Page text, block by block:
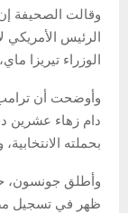
وقالت الصحيفة إن
الرئيس الأمريكي
الوزراء تيريزا
وأوضحت أن
دام زهاء عشرين
بحملته
وأطلق جونسون،
ظهر في تسجيل